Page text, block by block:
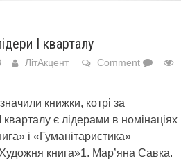
І кварталу
ЛітАкцент
Comment
книжки, котрі за
кварталу є лідерами в номінаціях
і «Гуманітаристика»
книга»1. Мар’яна Савка.